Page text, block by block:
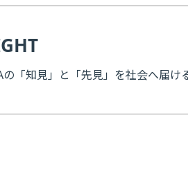
「知見」と「先見」を社会へ届け